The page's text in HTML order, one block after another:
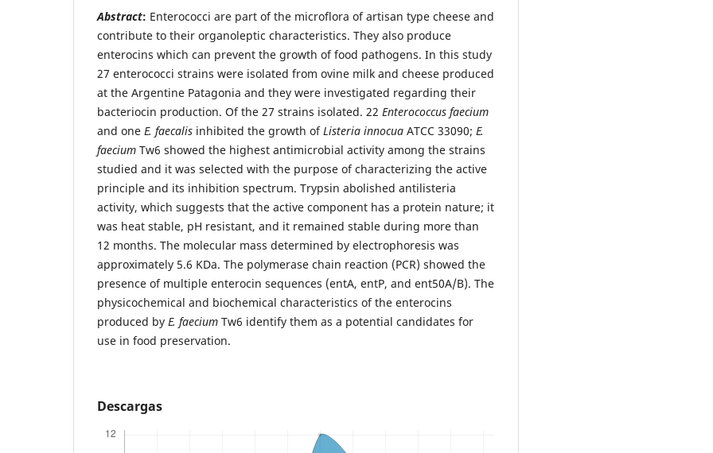
Abstract: Enterococci are part of the microflora of artisan type cheese and
contribute to their organoleptic characteristics. They also produce
enterocins which can prevent the growth of food pathogens. In this study
27 enterococci strains were isolated from ovine milk and cheese produced
at the Argentine Patagonia and they were investigated regarding their
bacteriocin production. Of the 27 strains isolated. 22 Enterococcus faecium
and one E. faecalis inhibited the growth ofListeria innocua ATCC 33090; E.
faecium Tw6 showed the highest antimicrobial activity among the strains
studied and it was selected with the purpose of characterizing the active
principle and its inhibition spectrum. Trypsin abolished antilisteria
activity, which suggests that the active component has a protein nature; it
was heat stable, pH resistant, and it remained stable during more than
12 months. The molecular mass determined by electrophoresis was
approximately 5.6 KDa. The polymerase chain reaction (PCR) showed the
presence of multiple enterocin sequences (entA, entP, and ent50A/B). The
physicochemical and biochemical characteristics of the enterocins
produced by E. faecium Tw6 identify them as a potential candidates for
use in food preservation.
Descargas